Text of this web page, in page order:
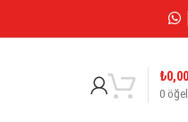
0
₺0,00